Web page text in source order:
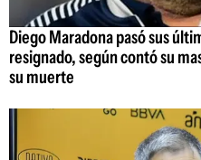
Diego Maradona pasó sus
resignado, según contó su
su muerte